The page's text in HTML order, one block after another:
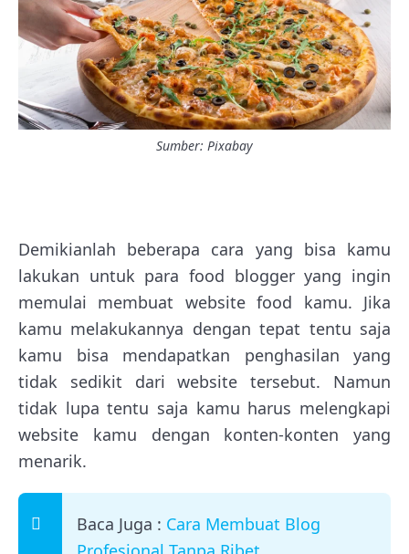
Sumber: Pixabay
Demikianlah beberapa cara yang bisa kamu
lakukan untuk para food blogger yang ingin
memulai membuat website food kamu. Jika
kamu melakukannya dengan tepat tentu saja
kamu bisa mendapatkan penghasilan yang
tidak sedikit dari website tersebut. Namun
tidak lupa tentu saja kamu harus melengkapi
website kamu dengan konten-konten yang
menarik.
Baca Juga : Cara Membuat Blog